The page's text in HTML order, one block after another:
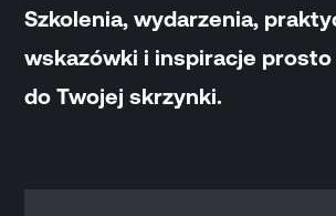
Szkolenia, wydarzenia,
wskazówki i inspiracje prosto
do Twojej skrzynki.